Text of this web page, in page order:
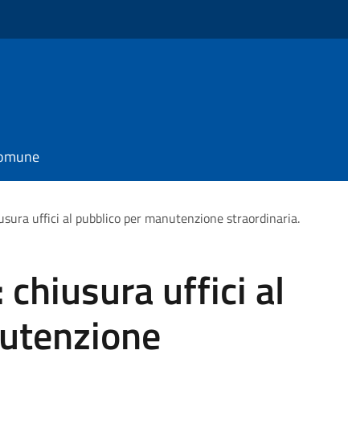
uffici al pubblico per manutenzione straordinaria.
uffici al